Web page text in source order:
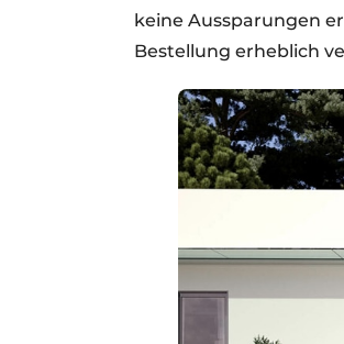
keine Aussparungen
Bestellung erheblich